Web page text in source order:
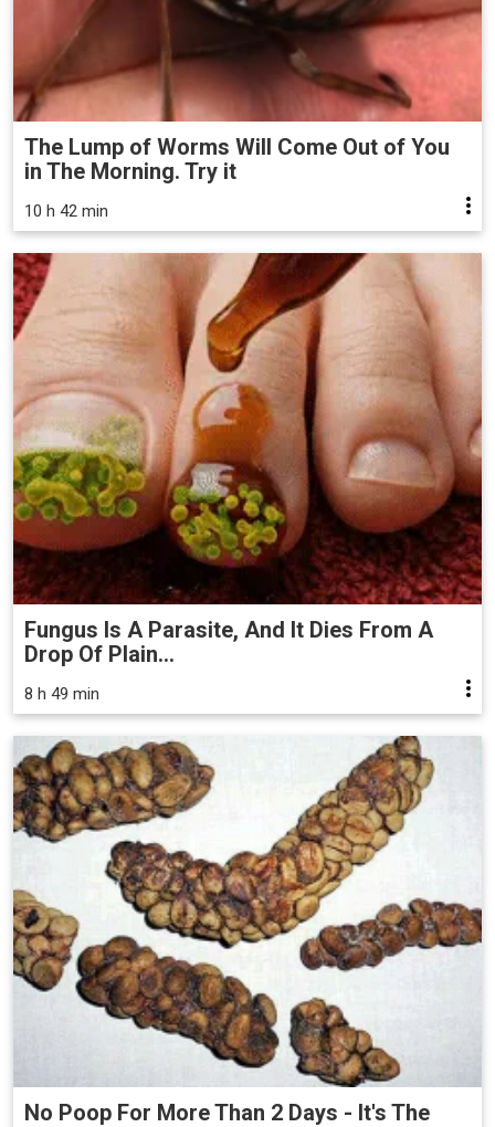
The Lump of Worms Will Come Out of You
in The Morning. Try it
10 h 42 min
Fungus Is A Parasite, And It Dies From A
Drop Of Plain...
8 h 49 min
No Poop For More Than 2 Days - It's The